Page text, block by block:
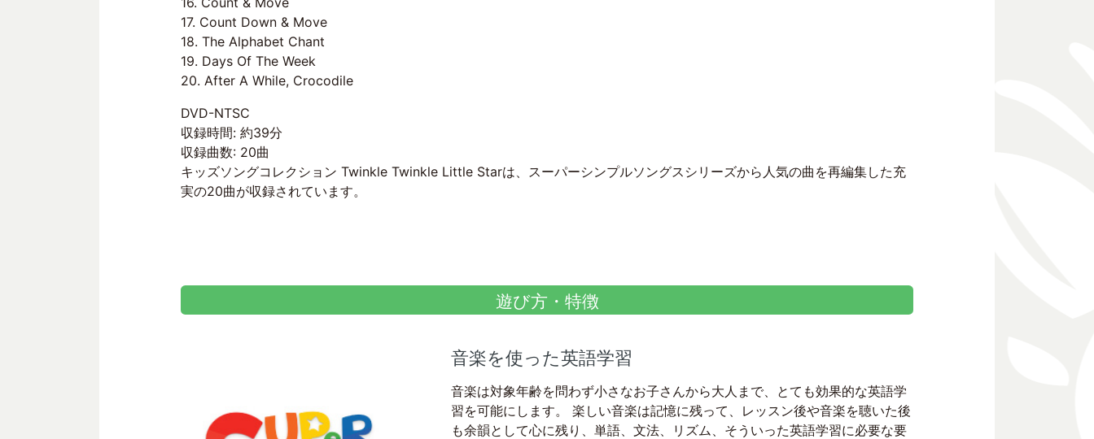
17. Count Down & Move
18. The Alphabet Chant
19. Days Of The Week
20. After A While, Crocodile
DVD-NTSC
収録時間: 約39分
収録曲数: 20曲
キッズソングコレクション Twinkle Twinkle Little Starは、スーパーシンプルソングスシリーズから人気の曲を再編集した充
実の20曲が収録されています。
遊び方・特徴
音楽を使った英語学習
音楽は対象年齢を問わず小さなお子さんから大人まで、とても効果的な英語学
習を可能にします。 楽しい音楽は記憶に残って、レッスン後や音楽を聴いた後
も余韻として心に残り、単語、文法、リズム、そういった英語学習に必要な要